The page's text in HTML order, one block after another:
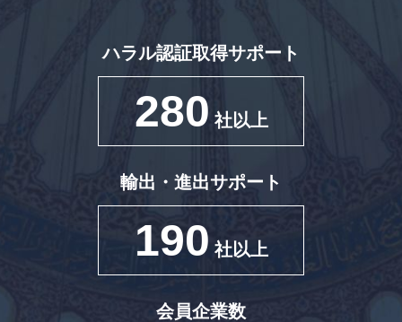
ハラル認証取得サポート
280 社以上
輸出・進出サポート
190 社以上
会員企業数